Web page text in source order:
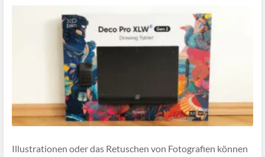
Illustrationen oder das Retuschen von Fotografien können